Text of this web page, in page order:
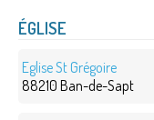
ÉGLISE
Eglise St Grégoire
88210 Ban-de-Sapt